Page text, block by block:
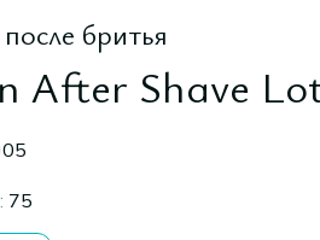
бритья
After Shave
: 75